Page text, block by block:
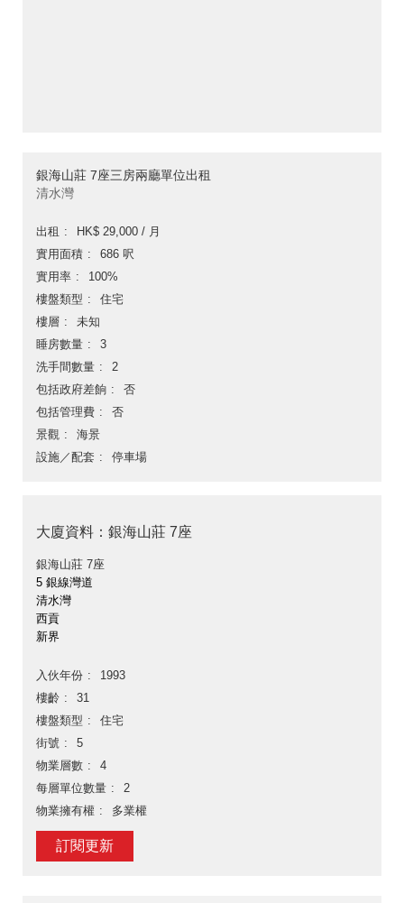
銀海山莊 7座三房兩廳單位出租
清水灣
出租
HK$ 29,000 / 月
實用面積
686 呎
實用率
100%
樓盤類型
住宅
樓層
未知
睡房數量
3
洗手間數量
2
包括政府差餉
否
包括管理費
否
景觀
海景
設施／配套
停車場
大廈資料：銀海山莊 7座
銀海山莊 7座
5 銀線灣道
清水灣
西貢
新界
入伙年份
1993
樓齡
31
樓盤類型
住宅
街號
5
物業層數
4
每層單位數量
2
物業擁有權
多業權
訂閱更新